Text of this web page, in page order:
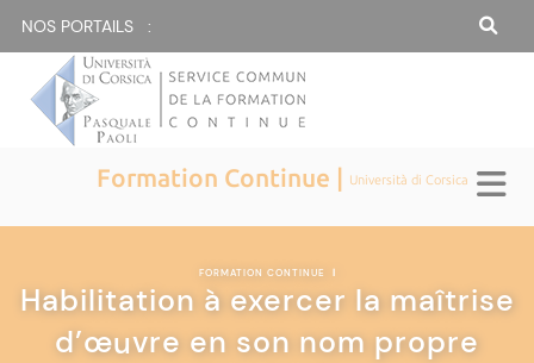
NOS PORTAILS :
Formation Continue | Università di Corsica
FORMATION CONTINUE |
Habilitation à exercer la maîtrise
d’œuvre en son nom propre